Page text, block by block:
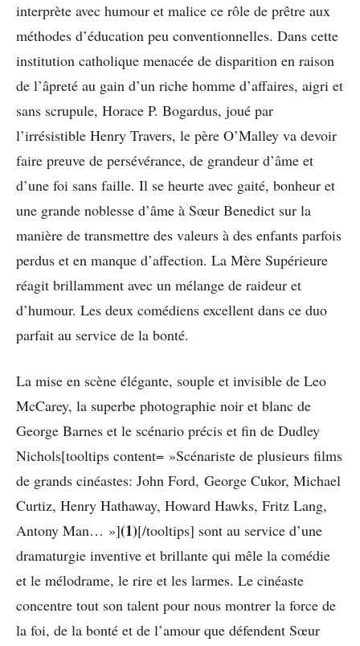
interprète avec humour et malice ce rôle de prêtre aux
méthodes d’éducation peu conventionnelles. Dans cette
institution catholique menacée de disparition en raison
de l’âpreté au gain d’un riche homme d’affaires, aigri et
sans scrupule, Horace P. Bogardus, joué par
l’irrésistible Henry Travers, le père O’Malley va devoir
faire preuve de persévérance, de grandeur d’âme et
d’une foi sans faille. Il se heurte avec gaité, bonheur et
une grande noblesse d’âme à Sœur Benedict sur la
manière de transmettre des valeurs à des enfants parfois
perdus et en manque d’affection. La Mère Supérieure
réagit brillamment avec un mélange de raideur et
d’humour. Les deux comédiens excellent dans ce duo
parfait au service de la bonté.
La mise en scène élégante, souple et invisible de Leo
McCarey, la superbe photographie noir et blanc de
George Barnes et le scénario précis et fin de Dudley
Nichols[tooltips content= »Scénariste de plusieurs films
de grands cinéastes: John Ford, George Cukor, Michael
Curtiz, Henry Hathaway, Howard Hawks, Fritz Lang,
Antony Man… »](1)[/tooltips] sont au service d’une
dramaturgie inventive et brillante qui mêle la comédie
et le mélodrame, le rire et les larmes. Le cinéaste
concentre tout son talent pour nous montrer la force de
la foi, de la bonté et de l’amour que défendent Sœur